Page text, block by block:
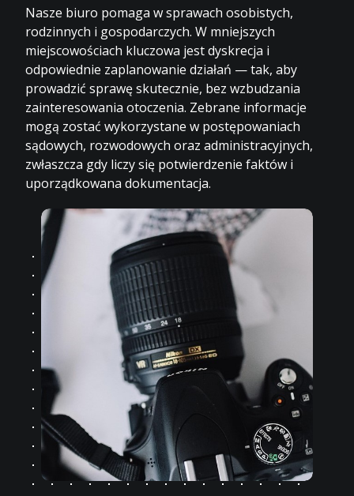
Nasze biuro pomaga w sprawach osobistych,
rodzinnych i gospodarczych. W mniejszych
miejscowościach kluczowa jest dyskrecja i
odpowiednie zaplanowanie działań — tak, aby
prowadzić sprawę skutecznie, bez wzbudzania
zainteresowania otoczenia. Zebrane informacje
mogą zostać wykorzystane w postępowaniach
sądowych, rozwodowych oraz administracyjnych,
zwłaszcza gdy liczy się potwierdzenie faktów i
uporządkowana dokumentacja.